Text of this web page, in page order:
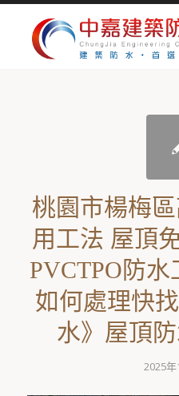
桃園市楊梅
用工法 屋頂
PVCTPO防
如何處理快
水》屋頂
2025年